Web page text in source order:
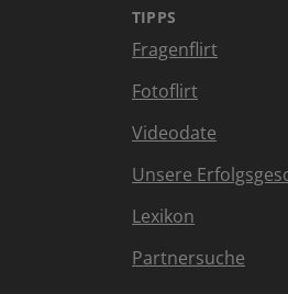
TIPPS
Fragenflirt
Fotoflirt
Videodate
Unsere
Lexikon
Partnersuche